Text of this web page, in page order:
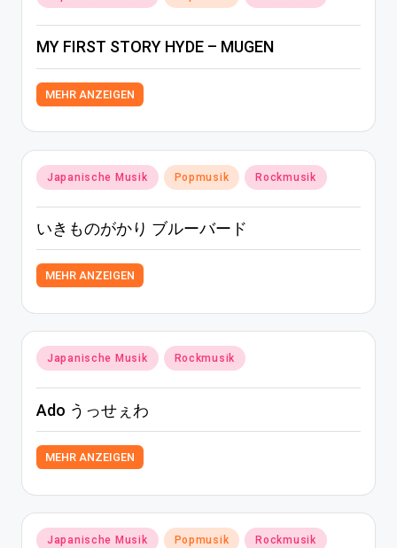
in
MY FIRST STORY HYDE – MUGEN
MEHR ANZEIGEN
Posted
in
Japanische Musik Popmusik Rockmusik
いきものがかり ブルーバード
MEHR ANZEIGEN
Posted
in
Japanische Musik Rockmusik
Ado うっせぇわ
MEHR ANZEIGEN
Posted
Japanische Musik Popmusik Rockmusik